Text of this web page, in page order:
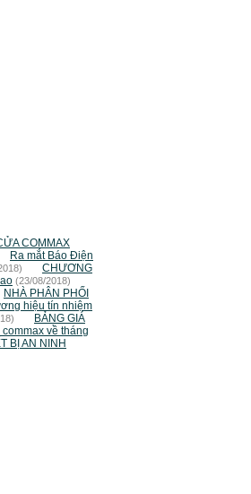
COMMAX
Ra mắt Báo Điện
CHƯƠNG
(23/08/2018)
NHÀ PHÂN PHỐI
hiệu tín nhiệm
BẢNG GIÁ
về tháng
BỊ AN NINH